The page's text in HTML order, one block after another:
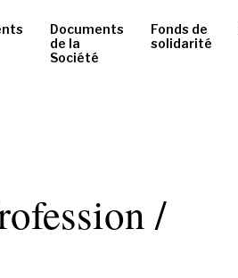
Documents
de la
Société
Fonds de
solidarité
/